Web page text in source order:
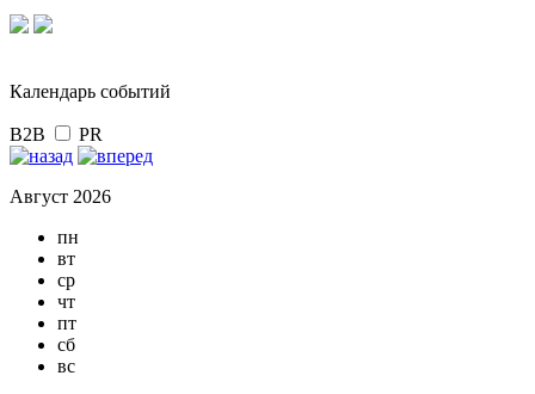
Календарь событий
B2B PR
Август 2026
пн
вт
ср
чт
пт
сб
вс